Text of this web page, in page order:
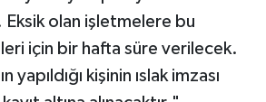
olan işletmelere bu
için bir hafta süre verilecek.
yapıldığı kişinin ıslak imzası